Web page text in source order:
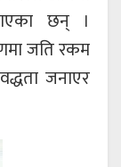
छन् ।
जति रकम
जनाएर